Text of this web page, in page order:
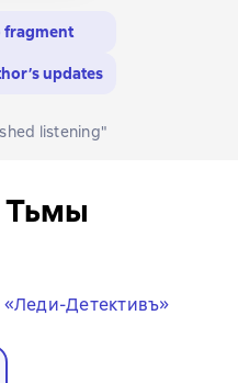
fragment
updates
listening"
Тьмы
«Леди-Детективъ»